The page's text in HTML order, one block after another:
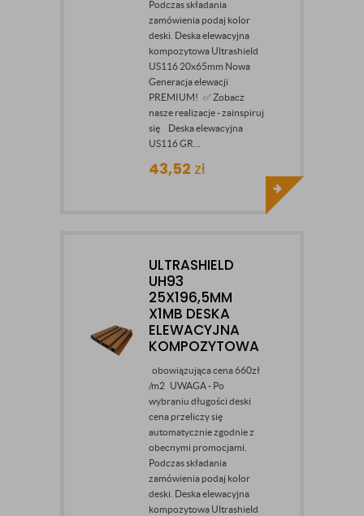
Podczas składania
zamówienia podaj kolor
deski. Deska elewacyjna
kompozytowa Ultrashield
US116 20x65mm Nowa
Generacja elewacji
PREMIUM! ✅ Zobacz
nasze realizacje - zainspiruj
się Deska elewacyjna
US116 GR...
43,52 zł
ULTRASHIELD
UH93
25X196,5MM
X1MB DESKA
ELEWACYJNA
KOMPOZYTOWA
obowiązująca cena 660zł
/m2 UWAGA - Po
wybraniu długości deski
cena przeliczy się
automatycznie zgodnie z
obecnymi promocjami.
Podczas składania
zamówienia podaj kolor
deski. Deska elewacyjna
kompozytowa Ultrashield